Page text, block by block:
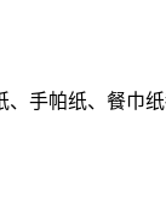
、手帕纸、餐